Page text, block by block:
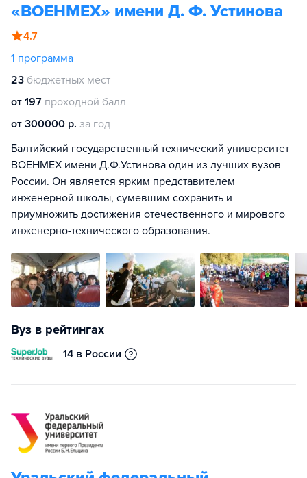
«ВОЕНМЕХ» имени Д. Ф. Устинова
4.7
1 программа
23 бюджетных мест
от 197 проходной балл
от 300000 р. за год
Балтийский государственный технический университет
ВОЕНМЕХ имени Д.Ф.Устинова один из лучших вузов
России. Он является ярким представителем
инженерной школы, сумевшим сохранить и
приумножить достижения отечественного и мирового
инженерно-технического образования.
Вуз в рейтингах
14 в России